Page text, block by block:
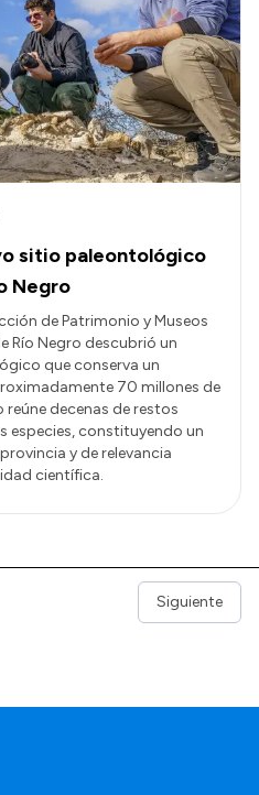
sitio paleontológico
Negro
de Patrimonio y Museos
Río Negro descubrió un
que conserva un
70 millones de
reúne decenas de restos
especies, constituyendo un
y de relevancia
científica.
Siguiente